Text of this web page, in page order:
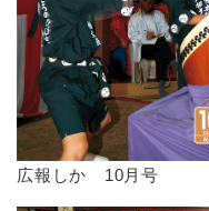
広報しか 10月号